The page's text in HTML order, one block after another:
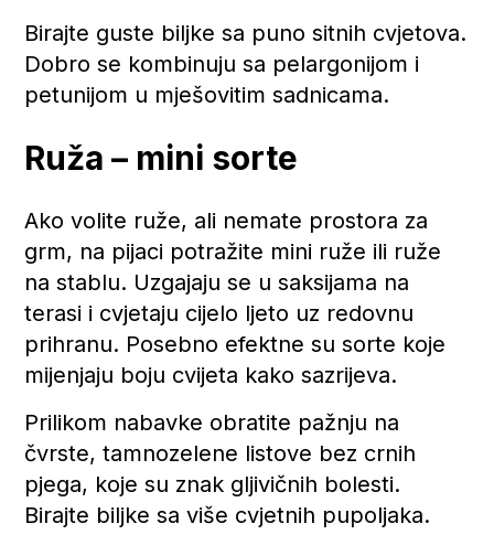
Birajte guste biljke sa puno sitnih cvjetova.
Dobro se kombinuju sa pelargonijom i
petunijom u mješovitim sadnicama.
Ruža – mini sorte
Ako volite ruže, ali nemate prostora za
grm, na pijaci potražite mini ruže ili ruže
na stablu. Uzgajaju se u saksijama na
terasi i cvjetaju cijelo ljeto uz redovnu
prihranu. Posebno efektne su sorte koje
mijenjaju boju cvijeta kako sazrijeva.
Prilikom nabavke obratite pažnju na
čvrste, tamnozelene listove bez crnih
pjega, koje su znak gljivičnih bolesti.
Birajte biljke sa više cvjetnih pupoljaka.